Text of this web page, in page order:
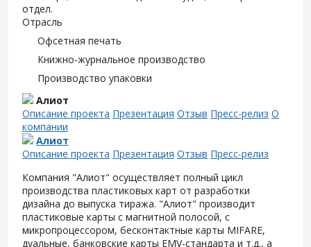
отдел.
Отрасль
Офсетная печать
Книжно-журнальное производство
Производство упаковки
Алиот
Описание проекта Презентация Отзыв Пресс-релиз О
компании
Алиот
Описание проекта Презентация Отзыв Пресс-релиз
Компания "Алиот" осуществляет полный цикл
производства пластиковых карт от разработки
дизайна до выпуска тиража. "Алиот" производит
пластиковые карты с магнитной полосой, с
микропроцессором, бесконтактные карты MIFARE,
дуальные, банковские карты EMV-стандарта и т.д., а